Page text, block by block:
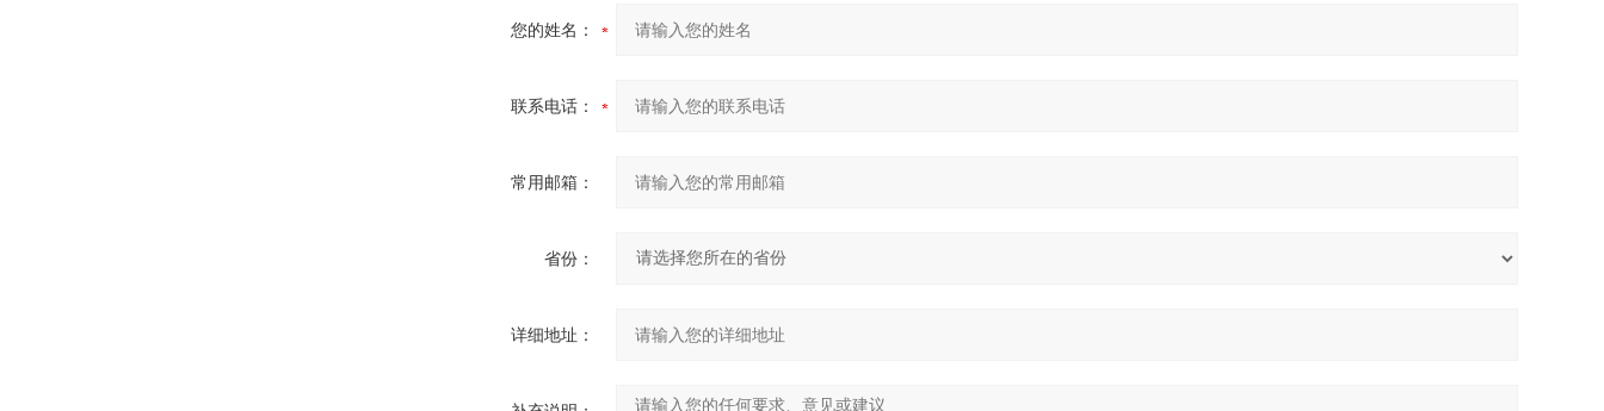
您的姓名：
联系电话：
常用邮箱：
省份：
详细地址：